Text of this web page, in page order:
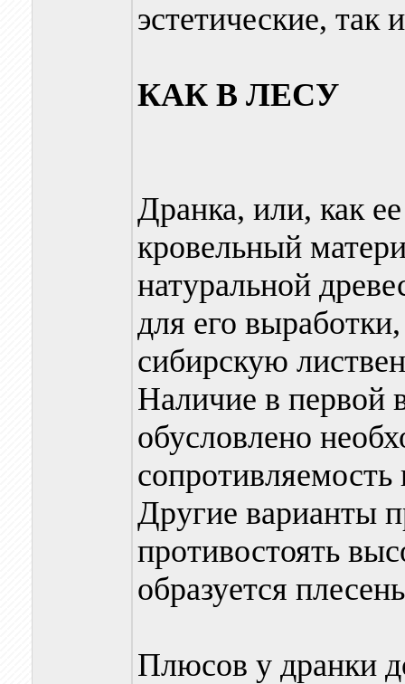
эстетические, так
КАК В ЛЕСУ
Дранка, или, как
кровельный
натуральной
для его
сибирскую
Наличие в первой
обусловлено
Другие варианты
противостоять
образуется
Плюсов у дранки